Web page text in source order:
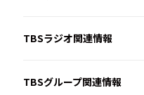
TBSラジオ関連情報
TBSグループ関連情報